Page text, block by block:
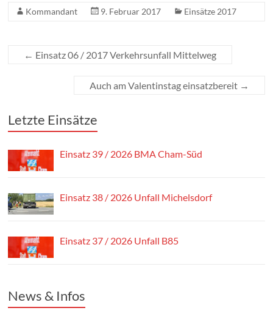
Kommandant 9. Februar 2017 Einsätze 2017
← Einsatz 06 / 2017 Verkehrsunfall Mittelweg
Auch am Valentinstag einsatzbereit →
Letzte Einsätze
Einsatz 39 / 2026 BMA Cham-Süd
Einsatz 38 / 2026 Unfall Michelsdorf
Einsatz 37 / 2026 Unfall B85
News & Infos